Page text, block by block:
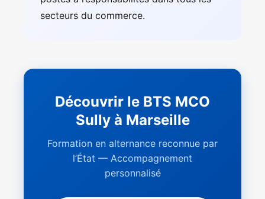
secteurs du commerce.
Découvrir le BTS MCO
Sully à Marseille
Formation en alternance reconnue par
l’État — Accompagnement
personnalisé